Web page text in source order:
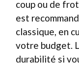
coup ou de
est
classique, en
votre budget.
durabilité si